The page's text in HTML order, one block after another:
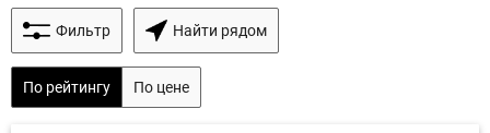
Фильтр Найти рядом
По рейтингу По цене